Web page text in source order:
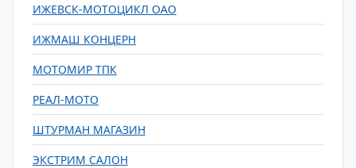
ИЖЕВСК-МОТОЦИКЛ ОАО
ИЖМАШ КОНЦЕРН
МОТОМИР ТПК
РЕАЛ-МОТО
ШТУРМАН МАГАЗИН
ЭКСТРИМ САЛОН